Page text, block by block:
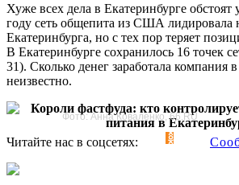
Хуже всех дела в Екатеринбурге
году сеть общепита из США лидировала
Екатеринбурга, но с тех пор теряет
В Екатеринбурге сохранилось 16 точек
31). Сколько денег заработала компания
неизвестно.
Фото: Анна Коваленко, 66.RU
Читайте нас в соцсетях: